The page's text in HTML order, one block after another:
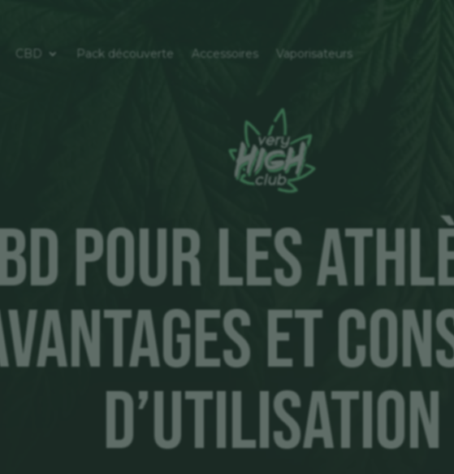
CBD Pack découverte Accessoires Vaporisateurs
pour les
et
d’Utilisation